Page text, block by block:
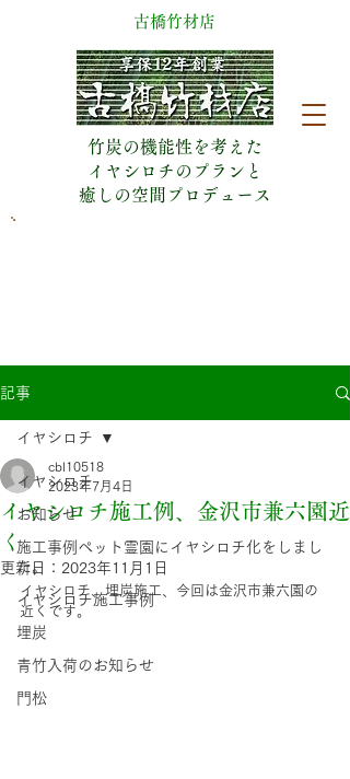
​古橋竹材店
竹炭の機能性を考えた
イヤシロチのプランと
​癒しの空間プロデュース
記事
イヤシロチ
お知らせ
施工事例ペット霊園にイヤシロチ化をしまし
た。
イヤシロチ施工事例
埋炭
青竹入荷のお知らせ
門松
イヤシロチ
イヤシロチ施工例、金沢市兼六園近
く
cbl10518
2023年7月4日
更新日： 2023年11月1日
イヤシロチ、埋炭施工、今回は金沢市兼六園の
近くです。